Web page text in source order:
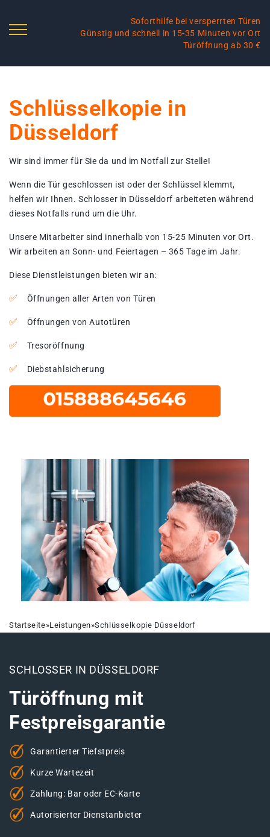
Soforthilfe bei versperrten Türen
Günstig und schnell in 15-35 Minuten vor Ort
Türöffnung ab 30 €
Schlüsselkopie in
Düsseldorf
Wir sind immer für Sie da und im Notfall zur Stelle!
Wenn die Tür geschlossen ist oder der Schlüssel klemmt,
helfen wir Ihnen. Schlosser in Düsseldorf arbeiteten während
dieses Notfalls rund um die Uhr.
Unsere Mitarbeiter sind innerhalb von 15-25 Minuten vor Ort.
Wir arbeiten an Sonn- und Feiertagen – 365 Tage im Jahr.
Diese Dienstleistungen bieten wir an:
Öffnungen aller Arten von Türen
Öffnungen von Autotüren
Tresoröffnung
Diebstahlsicherung
Startseite»Leistungen»Schlüsselkopie Düsseldorf
SCHLOSSER IN DÜSSELDORF
Türöffnung mit
Festpreisgarantie
Garantierter Tiefstpreis
Kurze Wartezeit
Zahlung: Bar oder EC-Karte
Autorisierter Dienstanbieter